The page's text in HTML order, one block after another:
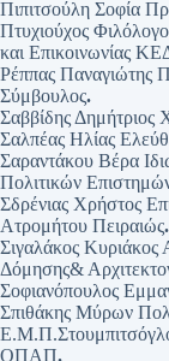
Πιπιτσούλη Σοφία
Πτυχιούχος
και Επικοινωνίας
Ρέππας Παναγιώτης
Σύμβουλος.
Σαββίδης Δημήτριος
Σαλπέας Ηλίας
Σαραντάκου Βέρα
Πολιτικών
Σδρένιας Χρήστος
Ατρομήτου Πειραιώς.
Σιγαλάκος Κυριάκος
Δόμησης&
Σοφιανόπουλος
Σπιθάκης Μύρων
ΟΠΑΠ.